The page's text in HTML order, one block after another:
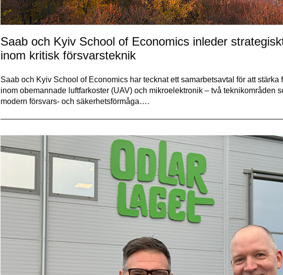
Saab och Kyiv School of Economics inleder
inom kritisk försvarsteknik
Saab och Kyiv School of Economics har tecknat ett samarbetsavtal för att stärka
inom obemannade luftfarkoster (UAV) och mikroelektronik – två teknikområden
modern försvars- och säkerhetsförmåga….